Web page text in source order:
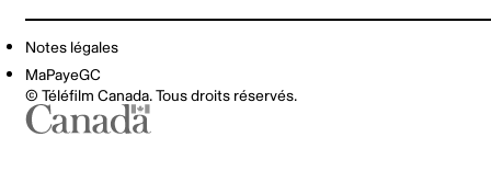
Notes légales
MaPayeGC
© Téléfilm Canada. Tous droits réservés.